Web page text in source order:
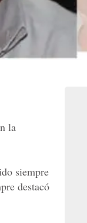
la
siempre
destacó